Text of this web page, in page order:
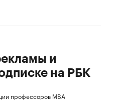
и
на РБК
профессоров MBA